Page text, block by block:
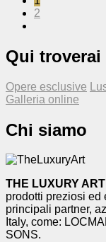
2
Qui troverai
Opere esclusive
Galleria online
Chi siamo
THE LUXURY ART
prodotti preziosi
principali partner,
Italy, come:
SONS.